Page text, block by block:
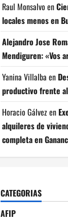
Raul Monsalvo en
locales menos en
Alejandro Jose
Mendiguren: «Vos
Yanina Villalba en
productivo frente
Horacio Gálvezen
alquileres de
completa en
CATEGORIAS
AFIP